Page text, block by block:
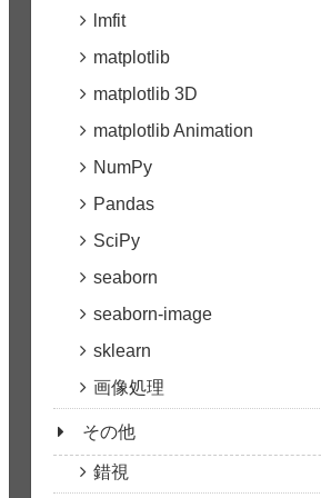
lmfit
matplotlib
matplotlib 3D
matplotlib Animation
NumPy
Pandas
SciPy
seaborn
seaborn-image
sklearn
画像処理
その他
錯視